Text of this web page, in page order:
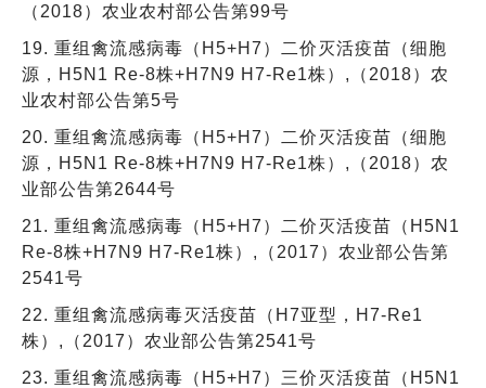
（2018）农业农村部公告第99号
19. 重组禽流感病毒（H5+H7）二价灭活疫苗（细胞
源，H5N1 Re-8株+H7N9 H7-Re1株）,（2018）农
业农村部公告第5号
20. 重组禽流感病毒（H5+H7）二价灭活疫苗（细胞
源，H5N1 Re-8株+H7N9 H7-Re1株）,（2018）农
业部公告第2644号
21. 重组禽流感病毒（H5+H7）二价灭活疫苗（H5N1
Re-8株+H7N9 H7-Re1株）,（2017）农业部公告第
2541号
22. 重组禽流感病毒灭活疫苗（H7亚型，H7-Re1
株）,（2017）农业部公告第2541号
23. 重组禽流感病毒（H5+H7）三价灭活疫苗（H5N1